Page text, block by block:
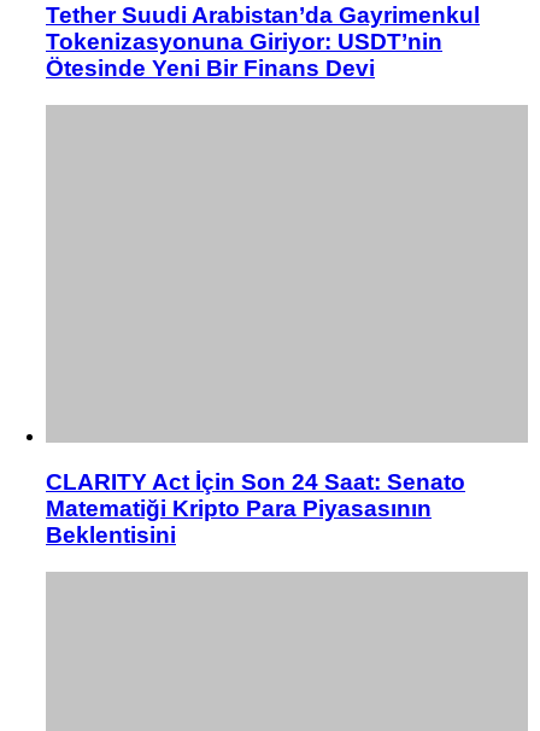
Tether Suudi Arabistan’da Gayrimenkul
Tokenizasyonuna Giriyor: USDT’nin
Ötesinde Yeni Bir Finans Devi
CLARITY Act İçin Son 24 Saat: Senato
Matematiği Kripto Para Piyasasının
Beklentisini